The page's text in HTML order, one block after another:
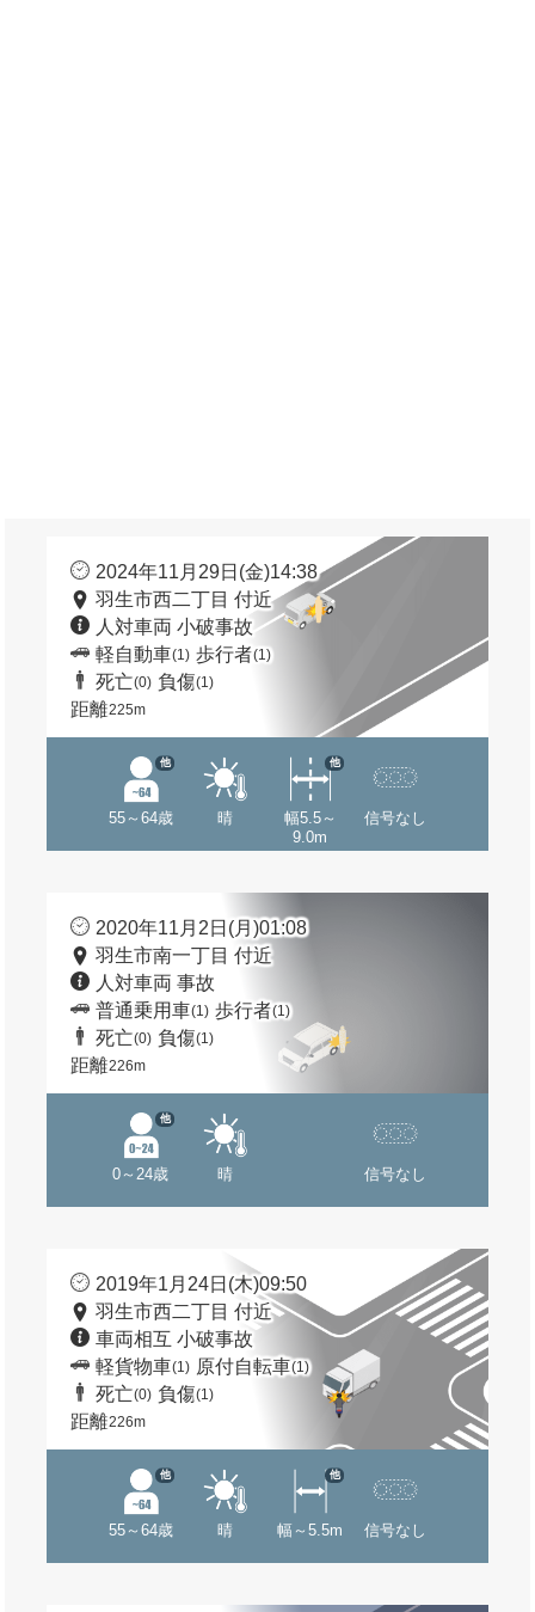
2024年11月29日(金)14:38
羽生市西二丁目 付近
人対車両 小破事故
軽自動車(1) 歩行者(1)
死亡(0) 負傷(1)
距離225m
55～64歳
他
晴
幅5.5～
9.0m
他
信号なし
2020年11月2日(月)01:08
羽生市南一丁目 付近
人対車両 事故
普通乗用車(1) 歩行者(1)
死亡(0) 負傷(1)
距離226m
0～24歳
他
晴 信号なし
2019年1月24日(木)09:50
羽生市西二丁目 付近
車両相互 小破事故
軽貨物車(1) 原付自転車(1)
死亡(0) 負傷(1)
距離226m
55～64歳
他
晴 幅～5.5m
他
信号なし